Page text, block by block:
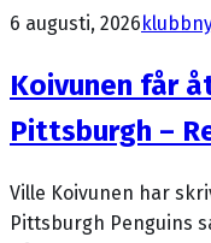
6 augusti, 2026
Koivunen får
Pittsburgh –
Ville Koivunen har
Pittsburgh Penguins